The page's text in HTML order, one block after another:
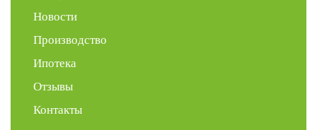
Новости
Производство
Ипотека
Отзывы
Контакты